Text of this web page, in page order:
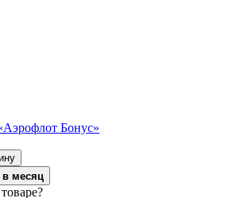
Бонус»
в месяц